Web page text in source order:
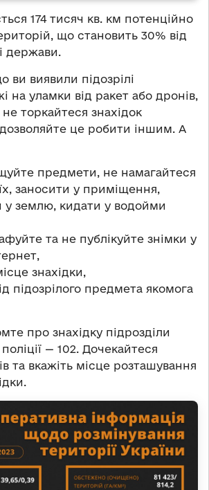
174 тисяч кв. км потенційно
що становить 30% від
держави.
ви виявили підозрілі
на уламки від ракет або дронів,
торкайтеся знахідок
це робити іншим. А
предмети, не намагайтеся
заносити у приміщення,
у землю, кидати у водойми
та не публікуйте знімки у
знахідки,
підозрілого предмета якомога
про знахідку підрозділи
— 102. Дочекайтеся
та вкажіть місце розташування